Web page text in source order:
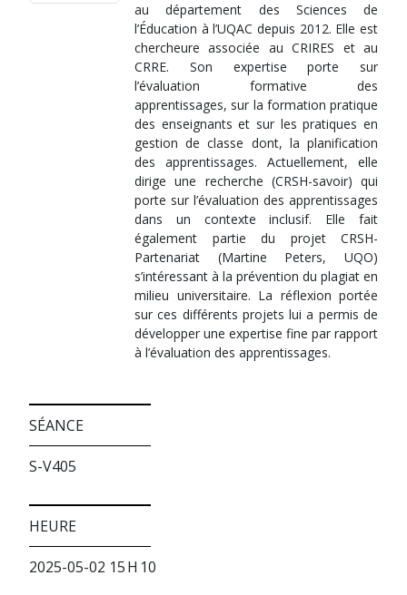
au département des Sciences de
l’Éducation à l’UQAC depuis 2012. Elle est
chercheure associée au CRIRES et au
CRRE. Son expertise porte sur
l’évaluation formative des
apprentissages, sur la formation pratique
des enseignants et sur les pratiques en
gestion de classe dont, la planification
des apprentissages. Actuellement, elle
dirige une recherche (CRSH-savoir) qui
porte sur l’évaluation des apprentissages
dans un contexte inclusif. Elle fait
également partie du projet CRSH-
Partenariat (Martine Peters, UQO)
s’intéressant à la prévention du plagiat en
milieu universitaire. La réflexion portée
sur ces différents projets lui a permis de
développer une expertise fine par rapport
à l’évaluation des apprentissages.
SÉANCE
S-V405
HEURE
2025-05-02 15 H 10